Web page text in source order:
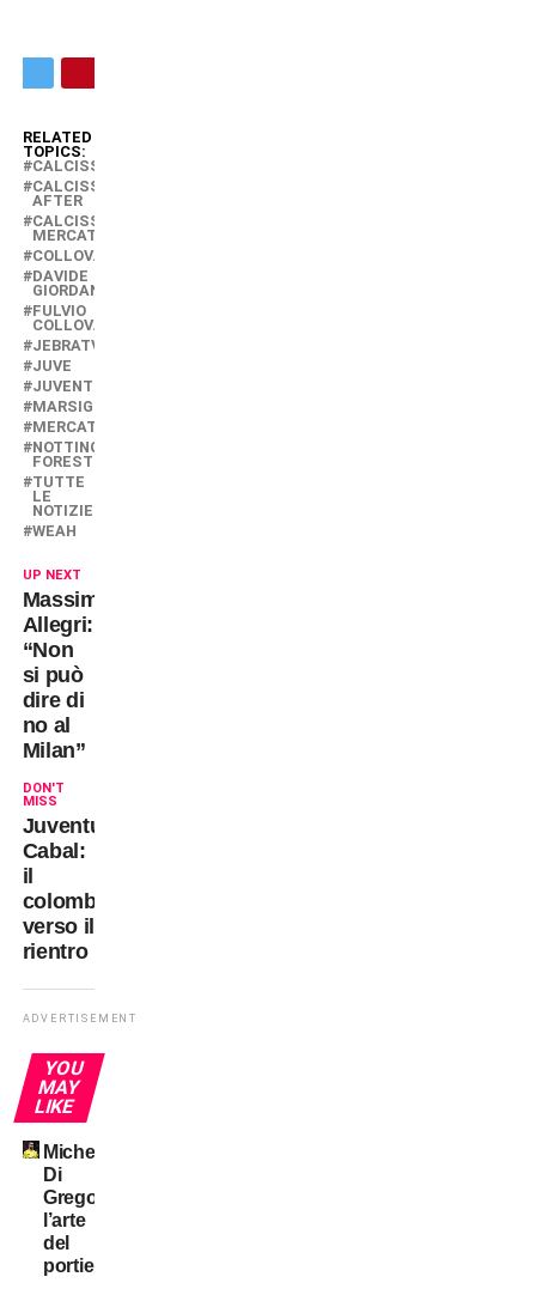
RELATED
TOPICS:
CALCISSIMO
CALCISSIMO
AFTER
CALCISSIMO
MERCATO
COLLOVATI
DAVIDE
GIORDANA
FULVIO
COLLOVATI
JEBRATV
JUVE
JUVENTUS
MARSIGLIA
MERCATO
NOTTINGHAM
FOREST
TUTTE
LE
NOTIZIE
WEAH
UP NEXT
Massimiliano
Allegri:
“Non
si può
dire di
no al
Milan”
DON'T
MISS
Juventus-
Cabal:
il
colombiano
verso il
rientro
ADVERTISEMENT
YOU
MAY
LIKE
Michele
Di
Gregorio:
l’arte
del
portiere!